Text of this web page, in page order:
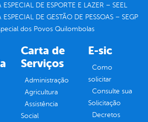
ESPECIAL DE ESPORTE E LAZER – SEEL
ESPECIAL DE GESTÃO DE PESSOAS – SEGP
dos Povos Quilombolas
Carta de
Serviços
Administração
Agricultura
Assistência
Social
E-sic
Como
solicitar
Consulte sua
Solicitação
Decretos